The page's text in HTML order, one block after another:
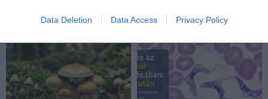
Data Deletion Data Access Privacy Policy